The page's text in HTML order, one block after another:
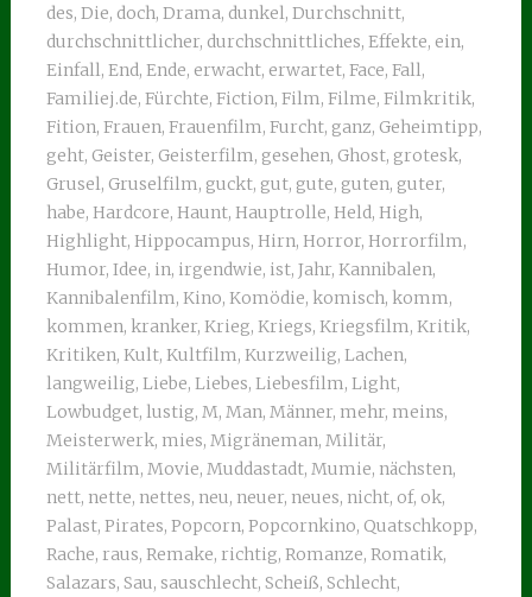
des, Die, doch, Drama, dunkel, Durchschnitt,
durchschnittlicher, durchschnittliches, Effekte, ein,
Einfall, End, Ende, erwacht, erwartet, Face, Fall,
Familiej.de, Fürchte, Fiction, Film, Filme, Filmkritik,
Fition, Frauen, Frauenfilm, Furcht, ganz, Geheimtipp,
geht, Geister, Geisterfilm, gesehen, Ghost, grotesk,
Grusel, Gruselfilm, guckt, gut, gute, guten, guter,
habe, Hardcore, Haunt, Hauptrolle, Held, High,
Highlight, Hippocampus, Hirn, Horror, Horrorfilm,
Humor, Idee, in, irgendwie, ist, Jahr, Kannibalen,
Kannibalenfilm, Kino, Komödie, komisch, komm,
kommen, kranker, Krieg, Kriegs, Kriegsfilm, Kritik,
Kritiken, Kult, Kultfilm, Kurzweilig, Lachen,
langweilig, Liebe, Liebes, Liebesfilm, Light,
Lowbudget, lustig, M, Man, Männer, mehr, meins,
Meisterwerk, mies, Migräneman, Militär,
Militärfilm, Movie, Muddastadt, Mumie, nächsten,
nett, nette, nettes, neu, neuer, neues, nicht, of, ok,
Palast, Pirates, Popcorn, Popcornkino, Quatschkopp,
Rache, raus, Remake, richtig, Romanze, Romatik,
Salazars, Sau, sauschlecht, Scheiß, Schlecht,